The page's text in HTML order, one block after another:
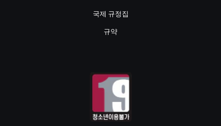
국제 규정집
규약